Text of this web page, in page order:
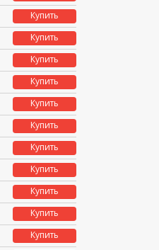
Купить
Купить
Купить
Купить
Купить
Купить
Купить
Купить
Купить
Купить
Купить